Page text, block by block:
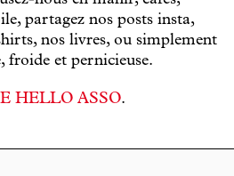
partagez nos posts insta,
nos livres, ou simplement
froide et pernicieuse.
HELLO ASSO.